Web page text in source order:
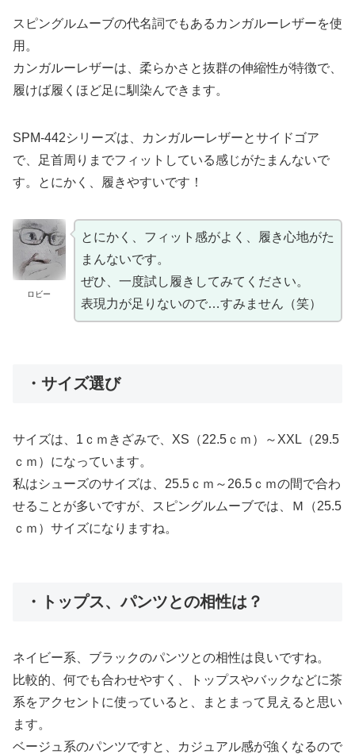
スピングルムーブの代名詞でもあるカンガルーレザーを使
用。
カンガルーレザーは、柔らかさと抜群の伸縮性が特徴で、
履けば履くほど足に馴染んできます。
SPM-442シリーズは、カンガルーレザーとサイドゴア
で、足首周りまでフィットしている感じがたまんないで
す。とにかく、履きやすいです！
ロビー
とにかく、フィット感がよく、履き心地がた
まんないです。
ぜひ、一度試し履きしてみてください。
表現力が足りないので…すみません（笑）
・サイズ選び
サイズは、1ｃｍきざみで、XS（22.5ｃｍ）～XXL（29.5
ｃｍ）になっています。
私はシューズのサイズは、25.5ｃｍ～26.5ｃｍの間で合わ
せることが多いですが、スピングルムーブでは、Ｍ（25.5
ｃｍ）サイズになりますね。
・トップス、パンツとの相性は？
ネイビー系、ブラックのパンツとの相性は良いですね。
比較的、何でも合わせやすく、トップスやバックなどに茶
系をアクセントに使っていると、まとまって見えると思い
ます。
ベージュ系のパンツですと、カジュアル感が強くなるので